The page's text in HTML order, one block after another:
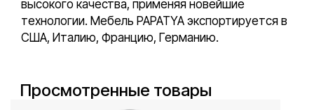
высокого качества, применяя новейшие
технологии. Мебель PAPATYA экспортируется в
США, Италию, Францию, Германию.
Просмотренные товары